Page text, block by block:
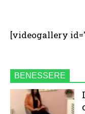
[videogallery
BENESSERE